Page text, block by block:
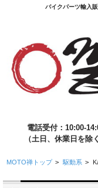
バイクパーツ輸入
電話受付：10:00-
（土日、休業日を除
MOTO禅トップ > 駆動系 >